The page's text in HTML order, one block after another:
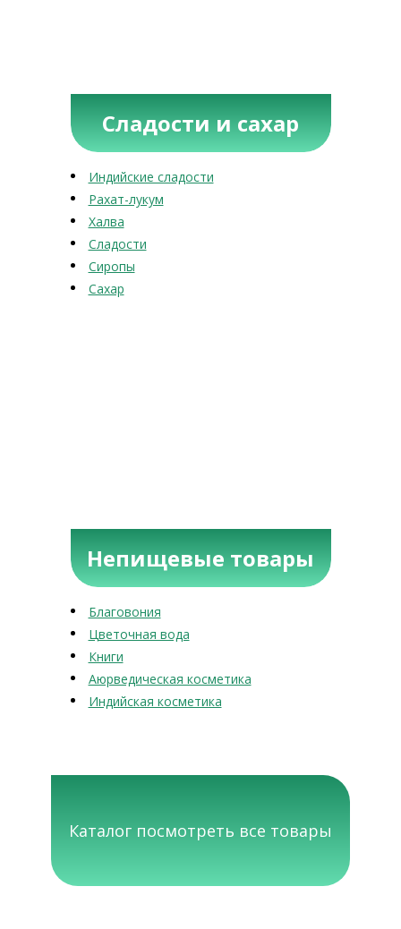
Сладости и сахар
Индийские сладости
Рахат-лукум
Халва
Сладости
Сиропы
Сахар
Непищевые товары
Благовония
Цветочная вода
Книги
Аюрведическая косметика
Индийская косметика
Каталог посмотреть все товары